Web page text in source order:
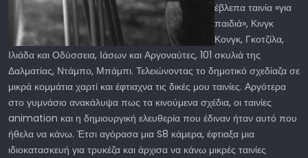
έβλεπα ταινία «για
παιδιά», Κινγκ
Κονγκ, Γκοτζίλα,
Ιλιάδα και Οδύσσεια, Ιάσων και Αργοναύτες, 101 σκυλιά της
Δαλματίας, Ντάμπο, Μπάμπι. Τελειώνοντας το δημοτικό σχεδίαζα σε
μικρά κομμάτια χαρτί και έφτιαχνα τις δικές μου ταινίες. Αργότερα
στο γυμνάσιο ανακάλυψα πως τα κινούμενα σχέδια, οι ταινίες
animation και η δημιουργική ελευθερία που έδιναν ήταν αυτό που
ήθελα να κάνω. Έτσι αγόρασα μια S8 κάμερα, έφτιαξα μια
ιδιοκατασκευή για τρυκέζα και άρχισα να κάνω μικρές ταινίες